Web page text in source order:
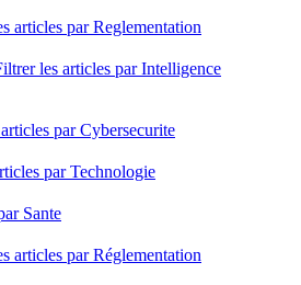
articles par Reglementation
les articles par Intelligence
par Cybersecurite
par Technologie
Sante
articles par Réglementation